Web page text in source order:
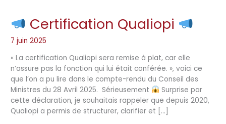
Certification Qualiopi
7 juin 2025
« La certification Qualiopi sera remise à plat, car elle
n’assure pas la fonction qui lui était conférée. », voici ce
que l’on a pu lire dans le compte-rendu du Conseil des
Ministres du 28 Avril 2025. Sérieusement
Surprise par
cette déclaration, je souhaitais rappeler que depuis 2020,
Qualiopi a permis de structurer, clarifier et […]
Certification
Qualiopi